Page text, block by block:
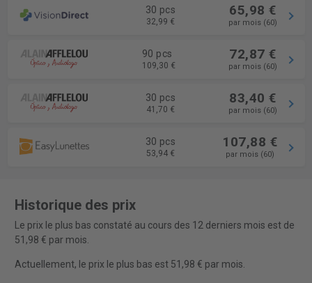
30 pcs
32,99 €
65,98 €
par mois (60)
90 pcs
109,30 €
72,87 €
par mois (60)
30 pcs
41,70 €
83,40 €
par mois (60)
30 pcs
53,94 €
107,88 €
par mois (60)
Historique des prix
Le prix le plus bas constaté au cours des 12 derniers mois est de
51,98 € par mois.
Actuellement, le prix le plus bas est 51,98 € par mois.